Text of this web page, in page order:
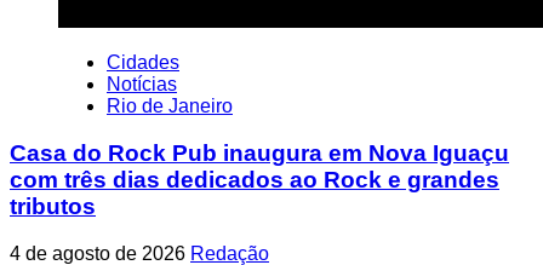
Cidades
Notícias
Rio de Janeiro
Casa do Rock Pub inaugura em Nova Iguaçu
com três dias dedicados ao Rock e grandes
tributos
4 de agosto de 2026 Redação